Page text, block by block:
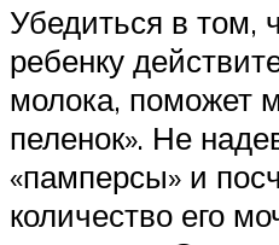
Убедиться в том,
ребенку
молока, поможет
пеленок». Не
«памперсы» и
количество его